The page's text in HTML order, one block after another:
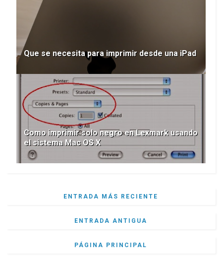
Que se necesita para imprimir desde una iPad
Como imprimir solo negro en Lexmark usando
el sistema Mac OS X
ENTRADA MÁS RECIENTE
ENTRADA ANTIGUA
PÁGINA PRINCIPAL